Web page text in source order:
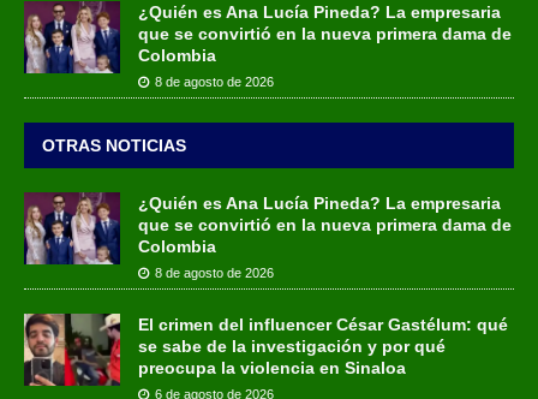
¿Quién es Ana Lucía Pineda? La empresaria
que se convirtió en la nueva primera dama de
Colombia
8 de agosto de 2026
OTRAS NOTICIAS
¿Quién es Ana Lucía Pineda? La empresaria
que se convirtió en la nueva primera dama de
Colombia
8 de agosto de 2026
El crimen del influencer César Gastélum: qué
se sabe de la investigación y por qué
preocupa la violencia en Sinaloa
6 de agosto de 2026